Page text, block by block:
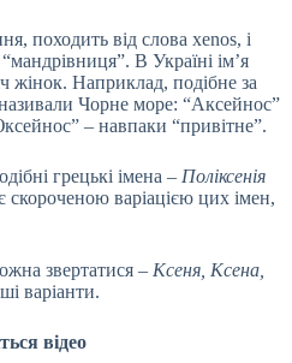
походить від слова xenos, і
В Україні ім’я
жінок. Наприклад, подібне за
Чорне море: “Аксейнос”
– навпаки “привітне”.
грецькі імена – Поліксенія
скороченою варіацією цих імен,
звертатися – Ксеня, Ксена,
варіанти.
відео